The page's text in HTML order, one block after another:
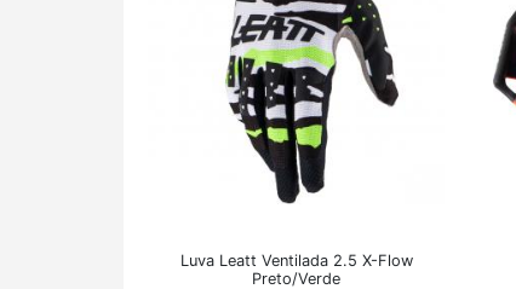
Luva Leatt Ventilada 2.5 X-Flow
Preto/Verde